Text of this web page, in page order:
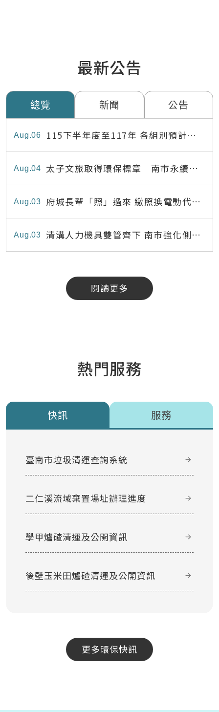
最新公告
總覽 新聞 公告
06
Aug
115下半年度至117年 各組別預計出
缺員額表
04
Aug
太子文旅取得環保標章 南市永續旅
宿達22家
03
Aug
府城長輩「照」過來 繳照換電動代步
最高補助8,000元
03
Aug
清溝人力機具雙管齊下 南市強化側溝
清疏效能
閱讀更多
熱門服務
快訊 服務
臺南市垃圾清運查詢系統
二仁溪流域棄置場址辦理進度
學甲爐碴清運及公開資訊
後壁玉米田爐碴清運及公開資訊
更多環保快訊